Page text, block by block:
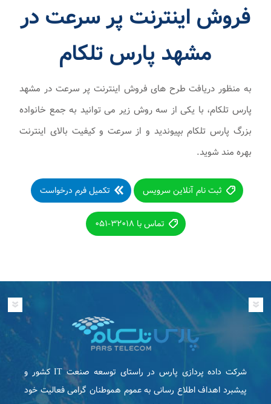
فروش اینترنت پر سرعت در
مشهد پارس تلکام
به منظور دریافت طرح های فروش اینترنت پر سرعت در مشهد
پارس تلکام، با یکی از سه روش زیر می توانید به جمع خانواده
بزرگ پارس تلکام بپیوندید و از سرعت و کیفیت بالای اینترنت
بهره مند شوید.
ثبت نام آنلاین سرویس تکمیل فرم درخواست
تماس با ۳۲۰۱۸-۰۵۱
شرکت داده پردازی پارس در راستای توسعه صنعت IT كشور و
پیشبرد اهداف اطلاع رسانی به عموم هموطنان گرامی فعاليت خود